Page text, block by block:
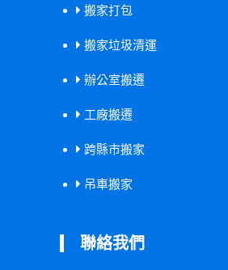
搬家打包
搬家垃圾清運
辦公室搬遷
工廠搬遷
跨縣市搬家
吊車搬家
聯絡我們